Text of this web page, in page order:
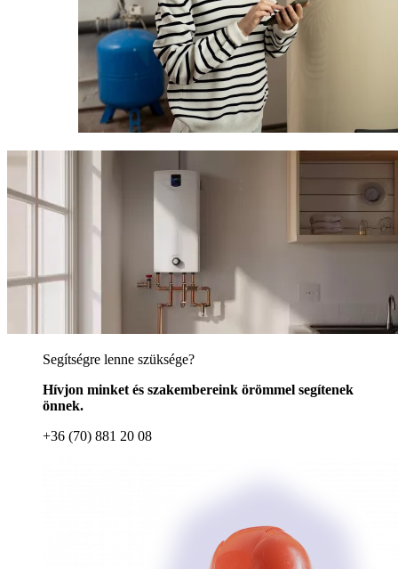
Segítségre lenne szüksége?
Hívjon minket és szakembereink örömmel segítenek
önnek.
+36 (70) 881 20 08